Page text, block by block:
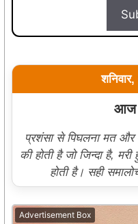
आज
प्रशंसा से पिघलना मत
की होती है जो जिन्दा है,
होती है। सही
Advertisement Box